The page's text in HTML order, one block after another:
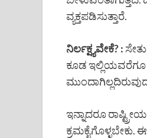
ವ್ಯಕ್ತಪಡಿಸುತ್ತಾರೆ.
ನಿರ್ಲಕ್ಷ್ಯವೇಕೆ? :
ಕೂಡ ಇಲ್ಲಿಯವರೆಗೂ
ಇನ್ನಾದರೂ